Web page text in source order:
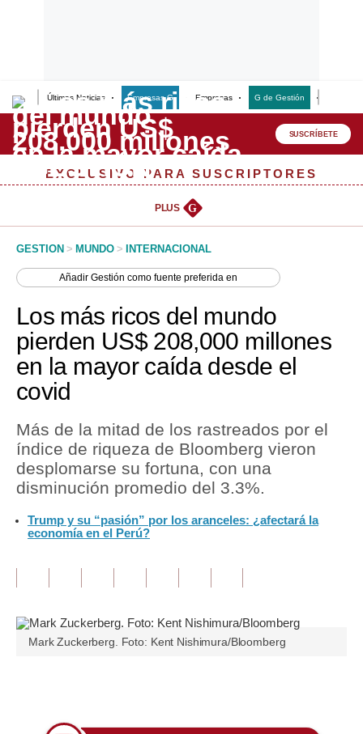
Últimas Noticias Empresas G Empresas G de Gestión
Lo último
Peru Quiosco
Management & Empleo
Perú
Política
Tu Dinero
Finanzas Personales
Inmobiliarias
Plus G
Opinión
Pregunta de hoy
Blogs
SUSCRÍBETE
EXCLUSIVO PARA SUSCRIPTORES
PLUS G
GESTION > MUNDO > INTERNACIONAL
AñadirGestión como fuente preferida en
Los más ricos del mundo
pierden US$ 208,000 millones
en la mayor caída desde el
covid
Más de la mitad de los rastreados por el
índice de riqueza de Bloomberg vieron
desplomarse su fortuna, con una
disminución promedio del 3.3%.
Trump y su “pasión” por los aranceles: ¿afectará la
economía en el Perú?
Mark Zuckerberg. Foto: Kent Nishimura/Bloomberg